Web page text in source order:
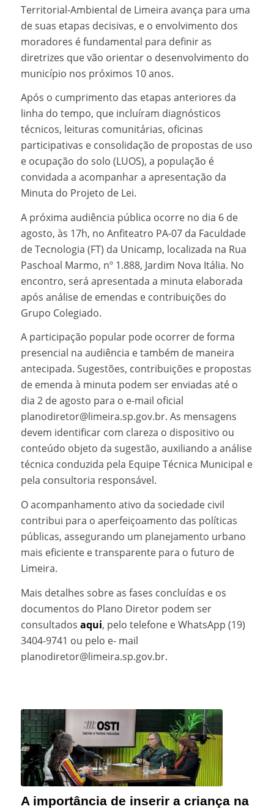
Territorial-Ambiental de Limeira avança para uma
de suas etapas decisivas, e o envolvimento dos
moradores é fundamental para definir as
diretrizes que vão orientar o desenvolvimento do
município nos próximos 10 anos.
Após o cumprimento das etapas anteriores da
linha do tempo, que incluíram diagnósticos
técnicos, leituras comunitárias, oficinas
participativas e consolidação de propostas de uso
e ocupação do solo (LUOS), a população é
convidada a acompanhar a apresentação da
Minuta do Projeto de Lei.
A próxima audiência pública ocorre no dia 6 de
agosto, às 17h, no Anfiteatro PA-07 da Faculdade
de Tecnologia (FT) da Unicamp, localizada na Rua
Paschoal Marmo, nº 1.888, Jardim Nova Itália. No
encontro, será apresentada a minuta elaborada
após análise de emendas e contribuições do
Grupo Colegiado.
A participação popular pode ocorrer de forma
presencial na audiência e também de maneira
antecipada. Sugestões, contribuições e propostas
de emenda à minuta podem ser enviadas até o
dia 2 de agosto para o e-mail oficial
planodiretor@limeira.sp.gov.br. As mensagens
devem identificar com clareza o dispositivo ou
conteúdo objeto da sugestão, auxiliando a análise
técnica conduzida pela Equipe Técnica Municipal e
pela consultoria responsável.
O acompanhamento ativo da sociedade civil
contribui para o aperfeiçoamento das políticas
públicas, assegurando um planejamento urbano
mais eficiente e transparente para o futuro de
Limeira.
Mais detalhes sobre as fases concluídas e os
documentos do Plano Diretor podem ser
consultados aqui, pelo telefone e WhatsApp (19)
3404-9741 ou pelo e- mail
planodiretor@limeira.sp.gov.br.
A importância de inserir a criança na